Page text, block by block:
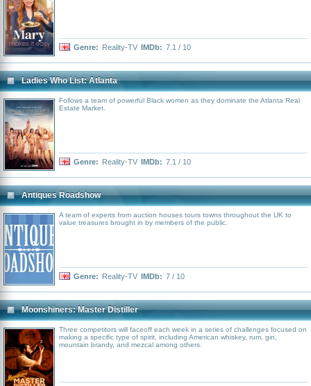
Genre: Reality-TV IMDb: 7.1 / 10
Ladies Who List: Atlanta
Follows a team of powerful Black women as they dominate the Atlanta Real
Estate Market.
Genre: Reality-TV IMDb: 7.1 / 10
Antiques Roadshow
A team of experts from auction houses tours towns throughout the UK to
value treasures brought in by members of the public.
Genre: Reality-TV IMDb: 7 / 10
Moonshiners: Master Distiller
Three competitors will faceoff each week in a series of challenges focused on
making a specific type of spirit, including American whiskey, rum, gin,
mountain brandy, and mezcal among others.